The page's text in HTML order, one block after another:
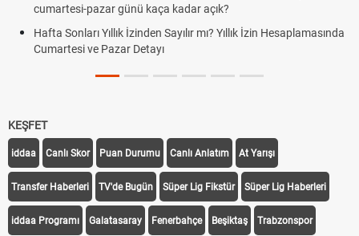
cumartesi-pazar günü kaça kadar açık?
Hafta Sonları Yıllık İzinden Sayılır mı? Yıllık İzin Hesaplamasında
Cumartesi ve Pazar Detayı
KEŞFET
iddaa Canlı Skor Puan Durumu Canlı Anlatım At Yarışı
Transfer Haberleri TV'de Bugün Süper Lig Fikstür Süper Lig Haberleri
iddaa Programı Galatasaray Fenerbahçe Beşiktaş Trabzonspor